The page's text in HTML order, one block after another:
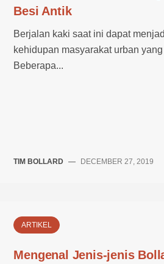
Besi Antik
Berjalan kaki saat ini dapat
kehidupan masyarakat urban
Beberapa...
TIM BOLLARD — DECEMBER 27, 2019
ARTIKEL
Mengenal Jenis-jenis